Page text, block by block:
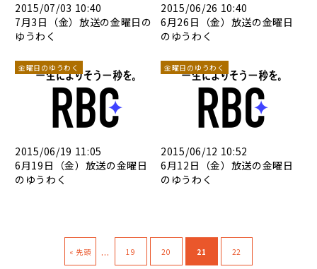
2015/07/03 10:40
7月3日（金）放送の金曜日の
ゆうわく
2015/06/26 10:40
6月26日（金）放送の金曜日
のゆうわく
金曜日のゆうわく
2015/06/19 11:05
6月19日（金）放送の金曜日
のゆうわく
金曜日のゆうわく
2015/06/12 10:52
6月12日（金）放送の金曜日
のゆうわく
« 先頭 ... 19 20 21 22